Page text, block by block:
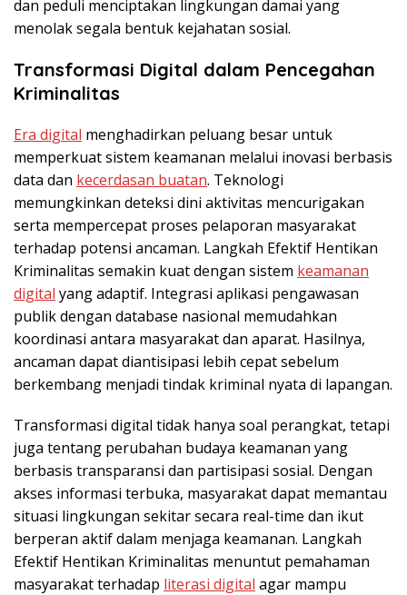
dan peduli menciptakan lingkungan damai yang
menolak segala bentuk kejahatan sosial.
Transformasi Digital dalam Pencegahan
Kriminalitas
Era digital menghadirkan peluang besar untuk
memperkuat sistem keamanan melalui inovasi berbasis
data dan kecerdasan buatan. Teknologi
memungkinkan deteksi dini aktivitas mencurigakan
serta mempercepat proses pelaporan masyarakat
terhadap potensi ancaman. Langkah Efektif Hentikan
Kriminalitas semakin kuat dengan sistem keamanan
digital yang adaptif. Integrasi aplikasi pengawasan
publik dengan database nasional memudahkan
koordinasi antara masyarakat dan aparat. Hasilnya,
ancaman dapat diantisipasi lebih cepat sebelum
berkembang menjadi tindak kriminal nyata di lapangan.
Transformasi digital tidak hanya soal perangkat, tetapi
juga tentang perubahan budaya keamanan yang
berbasis transparansi dan partisipasi sosial. Dengan
akses informasi terbuka, masyarakat dapat memantau
situasi lingkungan sekitar secara real-time dan ikut
berperan aktif dalam menjaga keamanan. Langkah
Efektif Hentikan Kriminalitas menuntut pemahaman
masyarakat terhadap literasi digital agar mampu